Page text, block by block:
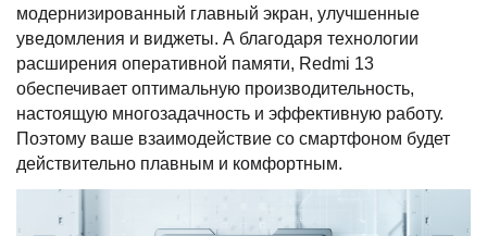
модернизированный главный экран, улучшенные
уведомления и виджеты. А благодаря технологии
расширения оперативной памяти, Redmi 13
обеспечивает оптимальную производительность,
настоящую многозадачность и эффективную работу.
Поэтому ваше взаимодействие со смартфоном будет
действительно плавным и комфортным.